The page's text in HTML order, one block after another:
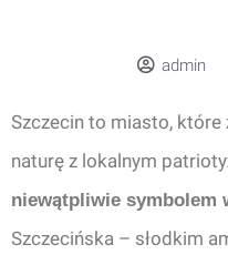
admin
Szczecin to miasto, które
naturę z lokalnym
niewątpliwie symbolem
Szczecińska – słodkim